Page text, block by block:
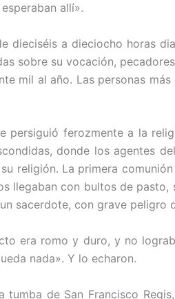
allí».
dieciséis a dieciocho horas
sobre su vocación,
mil al año. Las personas
persiguió ferozmente a la
donde los agentes
religión. La primera
llegaban con bultos de
sacerdote, con grave peligro
era romo y duro, y no
nada». Y lo echaron.
de San Francisco